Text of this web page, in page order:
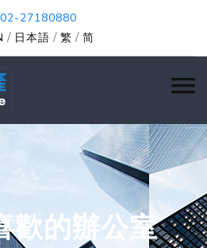
02-27180880
/ 日本語 / 繁 / 简
歡的辦公室